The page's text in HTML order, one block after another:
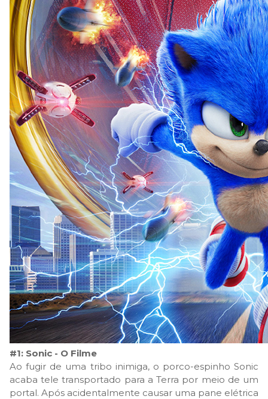
#1: Sonic - O Filme
Ao fugir de uma tribo inimiga, o porco-espinho Sonic
acaba tele transportado para a Terra por meio de um
portal. Após acidentalmente causar uma pane elétrica